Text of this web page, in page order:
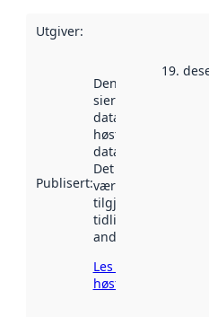
Utgiver:
Publisert:
Denne datoen
sier når
datasettet ble
høstet av
data.norge.no.
Det kan ha
vært
tilgjengelig
tidligere
andre steder.
Les mer om
høsting her
19.